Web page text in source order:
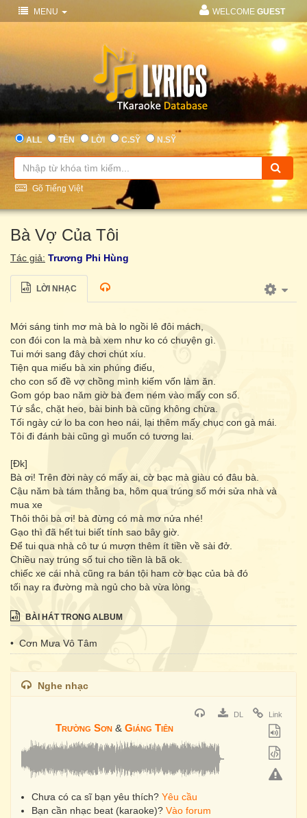
MENU WELCOME GUEST
ALL TÊN LỜI C.SỸ N.SỸ
Gõ Tiếng Việt
Bà Vợ Của Tôi
Tác giả: Trương Phi Hùng
LỜI NHẠC
Mới sáng tinh mơ mà bà lo ngồi lê đôi mách,
con đói con la mà bà xem như ko có chuyện gì.
Tui mới sang đây chơi chút xíu.
Tiện qua miếu bà xin phúng điếu,
cho con số đề vợ chồng mình kiếm vốn làm ăn.
Gom góp bao năm giờ bà đem ném vào mấy con số.
Tứ sắc, chặt heo, bài binh bà cũng không chừa.
Tối ngày cứ lo ba con heo nái, lại thêm mấy chục con gà mái.
Tôi đi đánh bài cũng gì muốn có tương lai.
[Đk]
Bà ơi! Trên đời này có mấy ai, cờ bạc mà giàu có đâu bà.
Cậu năm bà tám thằng ba, hôm qua trúng số mới sửa nhà và
mua xe
Thôi thôi bà ơi! bà đừng có mà mơ nửa nhé!
Gạo thì đã hết tui biết tính sao bây giờ.
Để tui qua nhà cô tư ú mượn thêm ít tiền về sài đở.
Chiều nay trúng số tui cho tiền là bã ok.
chiếc xe cái nhà cũng ra bán tội ham cờ bạc của bà đó
tối nay ra đường mà ngủ cho bà vừa lòng
BÀI HÁT TRONG ALBUM
• Cơn Mưa Vô Tâm
Nghe nhạc
DL Link
Trường Sơn & Giáng Tiên
Chưa có ca sĩ bạn yêu thích? Yêu cầu
Bạn cần nhạc beat (karaoke)? Vào forum